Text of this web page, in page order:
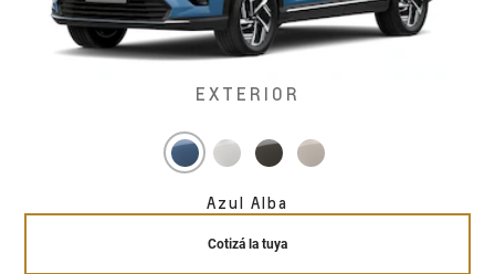
EXTERIOR
Azul Alba
Cotizá la tuya